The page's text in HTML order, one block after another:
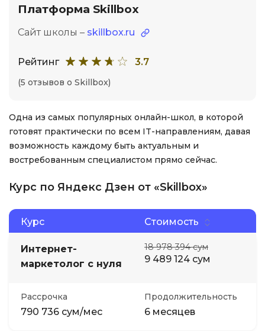
Платформа Skillbox
Сайт школы – skillbox.ru
Рейтинг 3.7
(5 отзывов о Skillbox)
Одна из самых популярных онлайн-школ, в которой
готовят практически по всем IT-направлениям, давая
возможность каждому быть актуальным и
востребованным специалистом прямо сейчас.
Курс по Яндекс Дзен от «Skillbox»
Курс Стоимость
Интернет-
маркетолог с нуля
18 978 394 сум
9 489 124 сум
Рассрочка
790 736 сум/мес
Продолжительность
6 месяцев